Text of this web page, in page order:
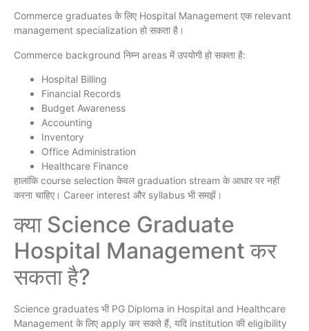
Commerce graduates के लिए Hospital Management एक relevant
management specialization हो सकता है।
Commerce background निम्न areas में उपयोगी हो सकता है:
Hospital Billing
Financial Records
Budget Awareness
Accounting
Inventory
Office Administration
Healthcare Finance
हालांकि course selection केवल graduation stream के आधार पर नहीं
करना चाहिए। Career interest और syllabus भी समझें।
क्या Science Graduate
Hospital Management कर
सकता है?
Science graduates भी PG Diploma in Hospital and Healthcare
Management के लिए apply कर सकते हैं, यदि institution की eligibility